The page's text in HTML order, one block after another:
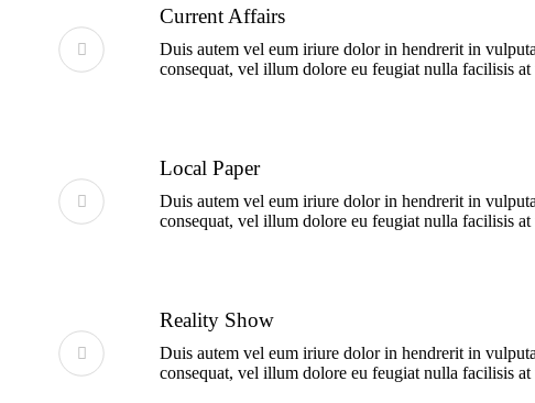
Current Affairs
Duis autem vel eum iriure dolor in hendrerit in
consequat, vel illum dolore eu feugiat nulla facilisis at
Local Paper
Duis autem vel eum iriure dolor in hendrerit in
consequat, vel illum dolore eu feugiat nulla facilisis at
Reality Show
Duis autem vel eum iriure dolor in hendrerit in
consequat, vel illum dolore eu feugiat nulla facilisis at